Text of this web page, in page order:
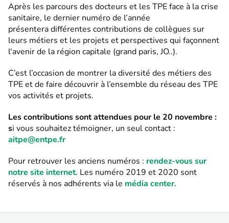
Après les parcours des docteurs et les TPE face à la crise
sanitaire, le dernier numéro de l’année
présentera différentes contributions de collègues sur
leurs métiers et les projets et perspectives qui façonnent
l'avenir de la région capitale (grand paris, JO..).
C’est l’occasion de montrer la diversité des métiers des
TPE et de faire découvrir à l’ensemble du réseau des TPE
vos activités et projets.
Les contributions sont attendues pour le 20 novembre :
si vous souhaitez témoigner, un seul contact :
aitpe@entpe.fr
Pour retrouver les anciens numéros : rendez-vous sur
notre site internet. Les numéro 2019 et 2020 sont
réservés à nos adhérents via le média center.